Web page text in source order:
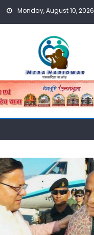
Monday, August 10, 2026